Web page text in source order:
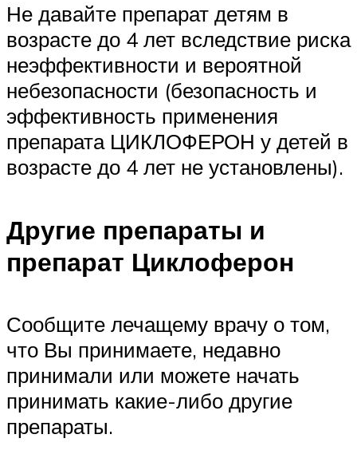
Не давайте препарат детям в
возрасте до 4 лет вследствие риска
неэффективности и вероятной
небезопасности (безопасность и
эффективность применения
препарата ЦИКЛОФЕРОН у детей в
возрасте до 4 лет не установлены).
Другие препараты и
препарат Циклоферон
Сообщите лечащему врачу о том,
что Вы принимаете, недавно
принимали или можете начать
принимать какие-либо другие
препараты.